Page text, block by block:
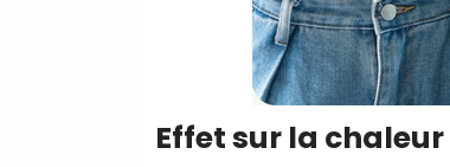
Effet sur la chaleur